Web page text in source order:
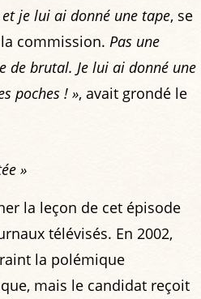
je lui ai donné une tape, se
commission. Pas une
de brutal. Je lui ai donné une
poches ! », avait grondé le
»
la leçon de cet épisode
télévisés. En 2002,
la polémique
mais le candidat reçoit